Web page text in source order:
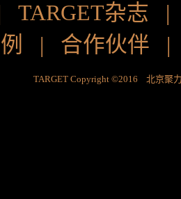
TARGET杂志
例
| 合作伙伴
TARGET Copyright ©2016 北京聚